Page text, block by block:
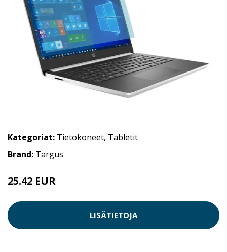
Kategoriat: Tietokoneet, Tabletit
Brand: Targus
25.42 EUR
LISÄTIETOJA